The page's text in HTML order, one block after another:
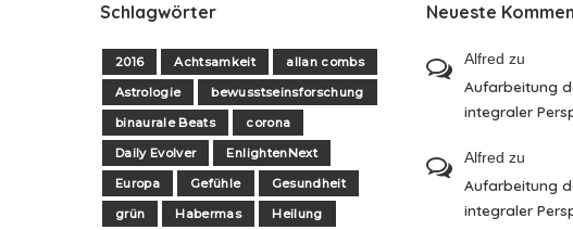
Schlagwörter
2016 Achtsamkeit
allan combs
Astrologie
bewusstseinsforschung
binaurale Beats
corona
Daily Evolver
EnlightenNext
Europa
Gefühle
Gesundheit
grün
Habermas
Heilung
Neueste
Alfred zu
Aufarbeitung
integraler
Alfred zu
Aufarbeitung
integraler